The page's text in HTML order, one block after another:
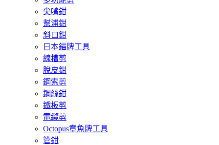
尖嘴鉗
幫浦鉗
斜口鉗
日本錨牌工具
線槽剪
脫皮鉗
鋼索剪
鋼絲鉗
鐵板剪
電纜剪
Octopus章魚牌工具
管鉗